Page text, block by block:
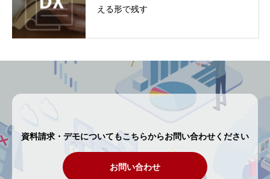
える形で残す
資料請求・デモについてもこちらからお問い合わせください
お問い合わせ